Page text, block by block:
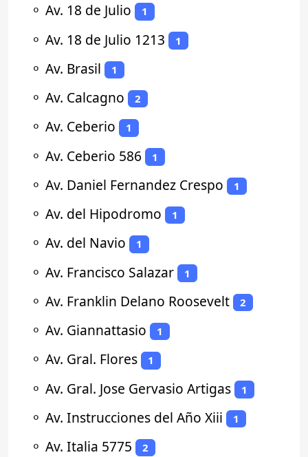
⚬ Av. 18 de Julio 1
⚬ Av. 18 de Julio 1213 1
⚬ Av. Brasil 1
⚬ Av. Calcagno 2
⚬ Av. Ceberio 1
⚬ Av. Ceberio 586 1
⚬ Av. Daniel Fernandez Crespo 1
⚬ Av. del Hipodromo 1
⚬ Av. del Navio 1
⚬ Av. Francisco Salazar 1
⚬ Av. Franklin Delano Roosevelt 2
⚬ Av. Giannattasio 1
⚬ Av. Gral. Flores 1
⚬ Av. Gral. Jose Gervasio Artigas 1
⚬ Av. Instrucciones del Año Xiii 1
⚬ Av. Italia 5775 2